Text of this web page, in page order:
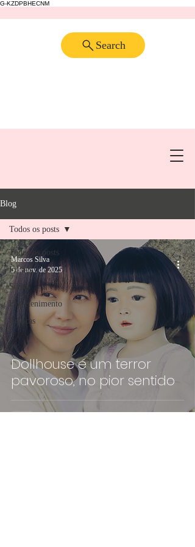
G-KZDPBHECNM
Search
Blog
Todos os posts
Filmes
Séries
Entretenimento
Críticas
Todos os posts
Dollhouse é um terror
pavoroso, no pior sentido
Marcos Silva
5 de nov. de 2025